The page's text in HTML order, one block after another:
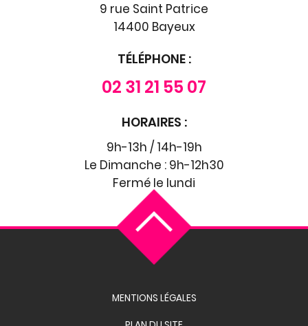
9 rue Saint Patrice
14400 Bayeux
TÉLÉPHONE :
02 31 21 55 07
HORAIRES :
9h-13h / 14h-19h
Le Dimanche : 9h-12h30
Fermé le lundi
MENTIONS LÉGALES